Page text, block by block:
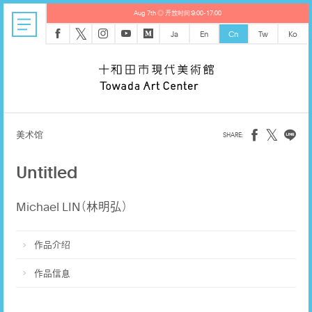
Aug 7th ◎ 开放时间：9:00-17:00
𝕏 Ja En Cn Tw Ko
美术馆 𝕏
Untitled
Michael LIN（林明弘）
作品介绍
作品信息